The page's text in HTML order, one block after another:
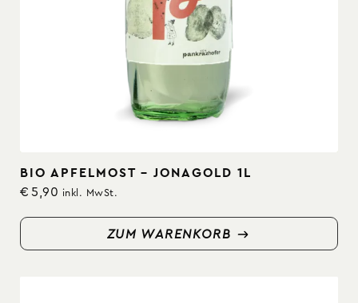
ZUM WARENKORB
ZUM WARENKORB
BIO APFELMOST – JONAGOLD 1L
€ 5,90 inkl. MwSt.